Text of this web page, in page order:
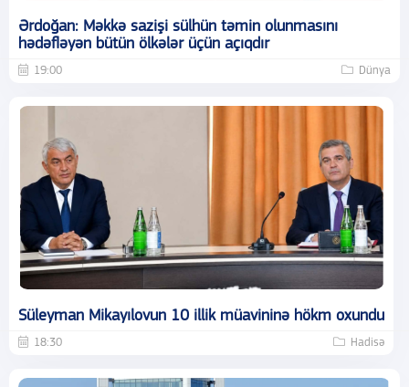
Ərdoğan: Məkkə sazişi sülhün təmin olunmasını
hədəfləyən bütün ölkələr üçün açıqdır
19:00 Dünya
Süleyman Mikayılovun 10 illik müavininə hökm oxundu
18:30 Hadisə